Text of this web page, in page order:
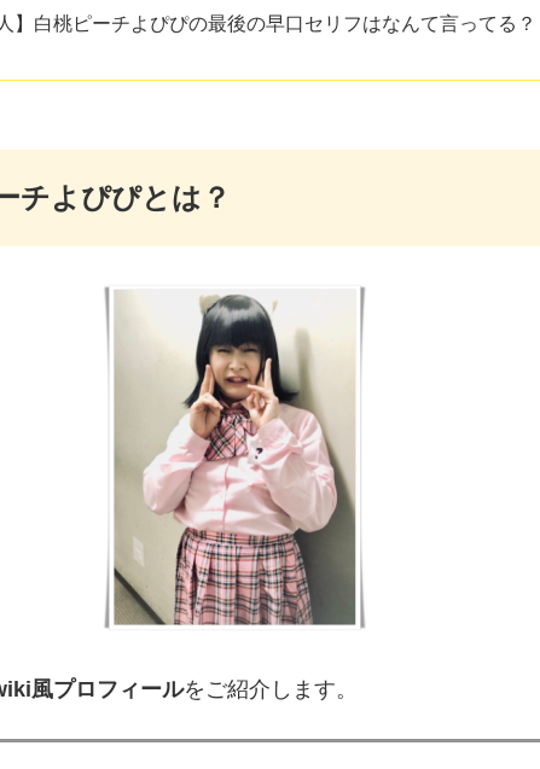
人】白桃ピーチよぴぴの最後の早口セリフはなんて言ってる？
チよぴぴとは？
風プロフィールをご紹介します。